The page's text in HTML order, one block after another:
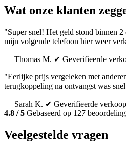
Wat onze klanten
"Super snel! Het geld stond binnen
mijn volgende telefoon hier weer
— Thomas M. ✔ Geverifieerde
"Eerlijke prijs vergeleken met
terugkoppeling na ontvangst was
— Sarah K. ✔ Geverifieerde verkoop
4.8 / 5 Gebaseerd op 127
Veelgestelde vragen